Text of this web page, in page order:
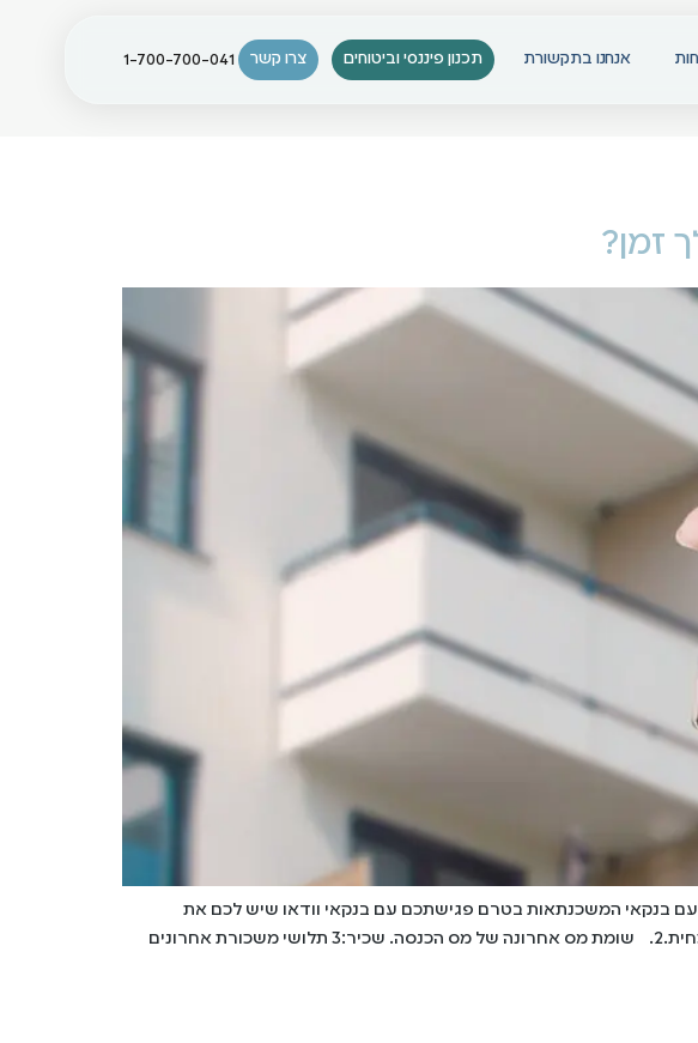
אנחנו בתקשורת תכנון פיננסי וביטוחים צרו קשר 1-700-700-041
בנקאי המשכנתאות בטרם פגישתכם עם בנקאי וודאו שיש לכם את
המסמכים הבאים:1. אישור על גובה ההכנסה עצמאי:1. אשור רואה חשבון על הכנסות נטו לשנת המס הנוכחית.2. שומת מס אחרונה של מס הכנסה. שכיר:3 תלושי משכורת אחרונים